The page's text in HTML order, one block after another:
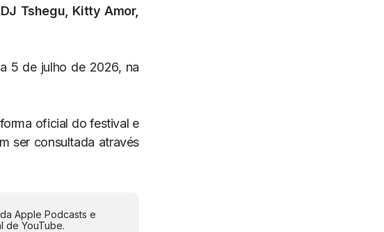
Tshegu, Kitty Amor,
5 de julho de 2026, na
oficial do festival e
ser consultada através
Apple Podcasts e
de YouTube.